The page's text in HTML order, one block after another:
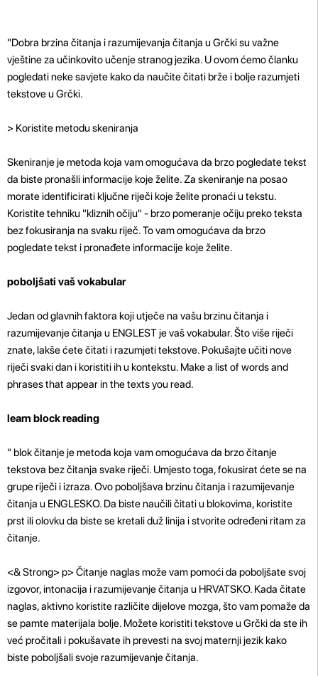
"Dobra brzina čitanja i razumijevanja čitanja u Grčki su važne
vještine za učinkovito učenje stranog jezika. U ovom ćemo članku
pogledati neke savjete kako da naučite čitati brže i bolje razumjeti
tekstove u Grčki.
> Koristite metodu skeniranja
Skeniranje je metoda koja vam omogućava da brzo pogledate tekst
da biste pronašli informacije koje želite. Za skeniranje na posao
morate identificirati ključne riječi koje želite pronaći u tekstu.
Koristite tehniku ​​"kliznih očiju" - brzo pomeranje očiju preko teksta
bez fokusiranja na svaku riječ. To vam omogućava da brzo
pogledate tekst i pronađete informacije koje želite.
poboljšati vaš vokabular
Jedan od glavnih faktora koji utječe na vašu brzinu čitanja i
razumijevanje čitanja u ENGLEST je vaš vokabular. Što više riječi
znate, lakše ćete čitati i razumjeti tekstove. Pokušajte učiti nove
riječi svaki dan i koristiti ih u kontekstu. Make a list of words and
phrases that appear in the texts you read.
learn block reading
" blok čitanje je metoda koja vam omogućava da brzo čitanje
tekstova bez čitanja svake riječi. Umjesto toga, fokusirat ćete se na
grupe riječi i izraza. Ovo poboljšava brzinu čitanja i razumijevanje
čitanja u ENGLESKO. Da biste naučili čitati u blokovima, koristite
prst ili olovku da biste se kretali duž linija i stvorite određeni ritam za
čitanje.
<& Strong> p> Čitanje naglas može vam pomoći da poboljšate svoj
izgovor, intonacija i razumijevanje čitanja u HRVATSKO. Kada čitate
naglas, aktivno koristite različite dijelove mozga, što vam pomaže da
se pamte materijala bolje. Možete koristiti tekstove u Grčki da ste ih
već pročitali i pokušavate ih prevesti na svoj maternji jezik kako
biste poboljšali svoje razumijevanje čitanja.